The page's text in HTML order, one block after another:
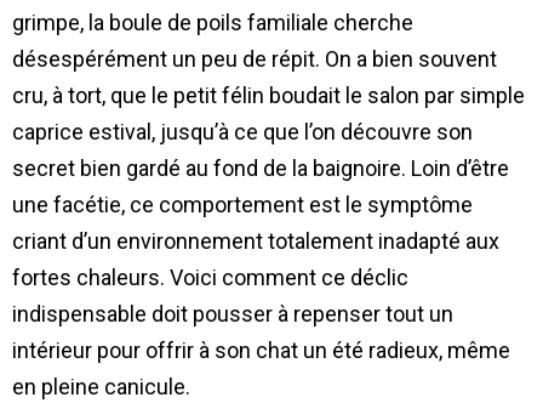
grimpe, la boule de poils familiale cherche
désespérément un peu de répit. On a bien souvent
cru, à tort, que le petit félin boudait le salon par simple
caprice estival, jusqu’à ce que l’on découvre son
secret bien gardé au fond de la baignoire. Loin d’être
une facétie, ce comportement est le symptôme
criant d’un environnement totalement inadapté aux
fortes chaleurs. Voici comment ce déclic
indispensable doit pousser à repenser tout un
intérieur pour offrir à son chat un été radieux, même
en pleine canicule.